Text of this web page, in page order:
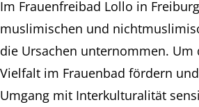
Im Frauenfreibad Lollo in
muslimischen und
die Ursachen unternommen.
Vielfalt im Frauenbad fördern
Umgang mit Interkulturalität